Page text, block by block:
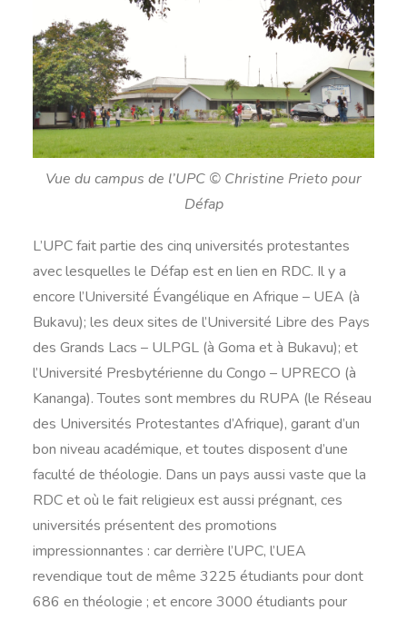
Vue du campus de l’UPC © Christine Prieto pour
Défap
L’UPC fait partie des cinq universités protestantes
avec lesquelles le Défap est en lien en RDC. Il y a
encore l’Université Évangélique en Afrique – UEA (à
Bukavu); les deux sites de l’Université Libre des Pays
des Grands Lacs – ULPGL (à Goma et à Bukavu); et
l’Université Presbytérienne du Congo – UPRECO (à
Kananga). Toutes sont membres du RUPA (le Réseau
des Universités Protestantes d’Afrique), garant d’un
bon niveau académique, et toutes disposent d’une
faculté de théologie. Dans un pays aussi vaste que la
RDC et où le fait religieux est aussi prégnant, ces
universités présentent des promotions
impressionnantes : car derrière l’UPC, l’UEA
revendique tout de même 3225 étudiants pour dont
686 en théologie ; et encore 3000 étudiants pour